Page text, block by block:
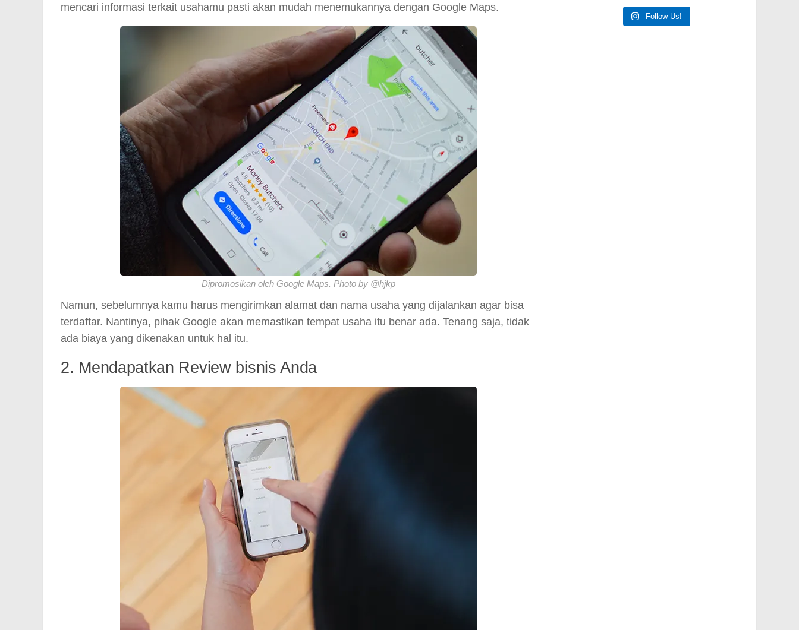
mencari informasi terkait usahamu pasti akan mudah menemukannya dengan Google Maps.
Dipromosikan oleh Google Maps. Photo by @hjkp
Namun, sebelumnya kamu harus mengirimkan alamat dan nama usaha yang dijalankan agar bisa
terdaftar. Nantinya, pihak Google akan memastikan tempat usaha itu benar ada. Tenang saja, tidak
ada biaya yang dikenakan untuk hal itu.
2. Mendapatkan Review bisnis Anda
Follow Us!